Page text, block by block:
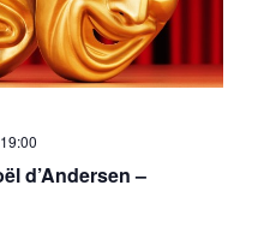
19:00
d’Andersen –